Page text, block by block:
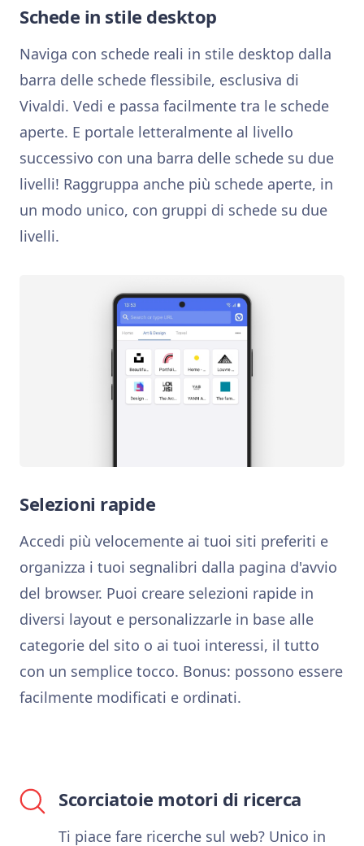
Schede in stile desktop
Naviga con schede reali in stile desktop dalla
barra delle schede flessibile, esclusiva di
Vivaldi. Vedi e passa facilmente tra le schede
aperte. E portale letteralmente al livello
successivo con una barra delle schede su due
livelli! Raggruppa anche più schede aperte, in
un modo unico, con gruppi di schede su due
livelli.
Selezioni rapide
Accedi più velocemente ai tuoi siti preferiti e
organizza i tuoi segnalibri dalla pagina d'avvio
del browser. Puoi creare selezioni rapide in
diversi layout e personalizzarle in base alle
categorie del sito o ai tuoi interessi, il tutto
con un semplice tocco. Bonus: possono essere
facilmente modificati e ordinati.
Scorciatoie motori di ricerca
Ti piace fare ricerche sul web? Unico in